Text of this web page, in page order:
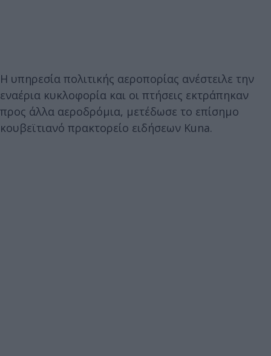
Η υπηρεσία πολιτικής αεροπορίας ανέστειλε την
εναέρια κυκλοφορία και οι πτήσεις εκτράπηκαν
προς άλλα αεροδρόμια, μετέδωσε το επίσημο
κουβεϊτιανό πρακτορείο ειδήσεων Kuna.